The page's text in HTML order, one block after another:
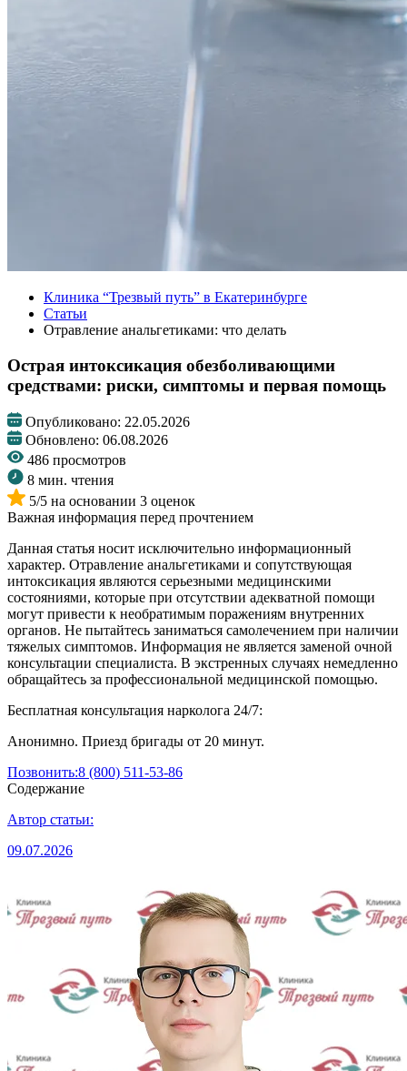
Клиника “Трезвый путь” в Екатеринбурге
Статьи
Отравление анальгетиками: что делать
Острая интоксикация обезболивающими
средствами: риски, симптомы и первая помощь
Опубликовано: 22.05.2026
Обновлено: 06.08.2026
486 просмотров
8 мин. чтения
5/5 на основании 3 оценок
Важная информация перед прочтением
Данная статья носит исключительно информационный
характер. Отравление анальгетиками и сопутствующая
интоксикация являются серьезными медицинскими
состояниями, которые при отсутствии адекватной помощи
могут привести к необратимым поражениям внутренних
органов. Не пытайтесь заниматься самолечением при наличии
тяжелых симптомов. Информация не является заменой очной
консультации специалиста. В экстренных случаях немедленно
обращайтесь за профессиональной медицинской помощью.
Бесплатная консультация нарколога 24/7:
Анонимно. Приезд бригады от 20 минут.
Позвонить:8 (800) 511-53-86
Содержание
Автор статьи:
09.07.2026